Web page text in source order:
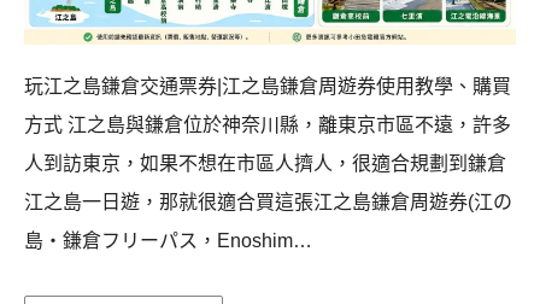
玩江之島鎌倉交通票券|江之島鎌倉周遊券使用教學、購買
方式 江之島與鎌倉位於神奈川縣，離東京市區不遠，許多
人到訪東京，如果不想在市區人擠人，很適合規劃到鎌倉
江之島一日遊，那就很適合買這張江之島鎌倉周遊券(江の
島・鎌倉フリーパス，Enoshim…